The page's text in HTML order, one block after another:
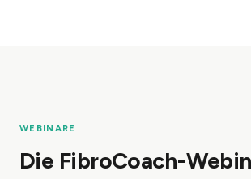
WEBINARE
Die FibroCoach-